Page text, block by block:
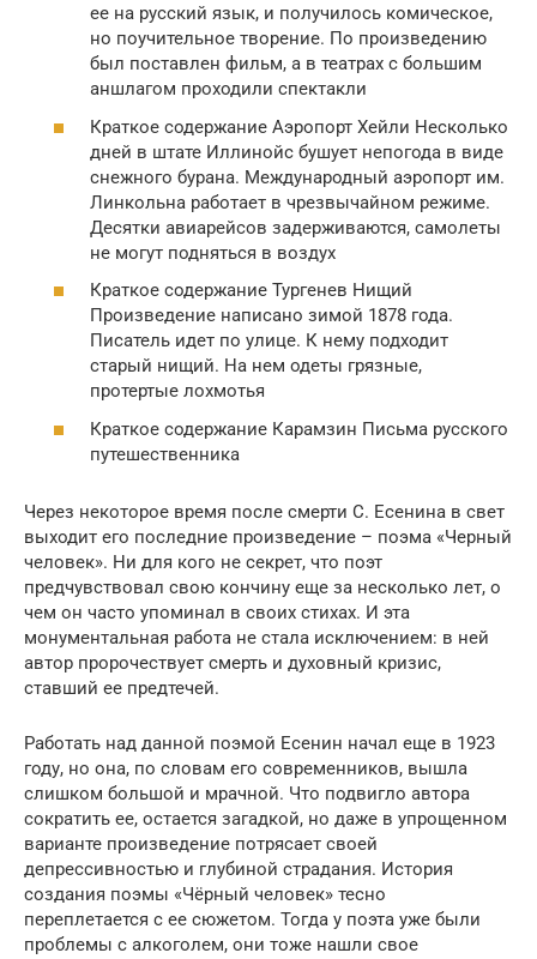
ее на русский язык, и получилось комическое,
но поучительное творение. По произведению
был поставлен фильм, а в театрах с большим
аншлагом проходили спектакли
Краткое содержание Аэропорт Хейли Несколько
дней в штате Иллинойс бушует непогода в виде
снежного бурана. Международный аэропорт им.
Линкольна работает в чрезвычайном режиме.
Десятки авиарейсов задерживаются, самолеты
не могут подняться в воздух
Краткое содержание Тургенев Нищий
Произведение написано зимой 1878 года.
Писатель идет по улице. К нему подходит
старый нищий. На нем одеты грязные,
протертые лохмотья
Краткое содержание Карамзин Письма русского
путешественника
Через некоторое время после смерти С. Есенина в свет
выходит его последние произведение – поэма «Черный
человек». Ни для кого не секрет, что поэт
предчувствовал свою кончину еще за несколько лет, о
чем он часто упоминал в своих стихах. И эта
монументальная работа не стала исключением: в ней
автор пророчествует смерть и духовный кризис,
ставший ее предтечей.
Работать над данной поэмой Есенин начал еще в 1923
году, но она, по словам его современников, вышла
слишком большой и мрачной. Что подвигло автора
сократить ее, остается загадкой, но даже в упрощенном
варианте произведение потрясает своей
депрессивностью и глубиной страдания. История
создания поэмы «Чёрный человек» тесно
переплетается с ее сюжетом. Тогда у поэта уже были
проблемы с алкоголем, они тоже нашли свое